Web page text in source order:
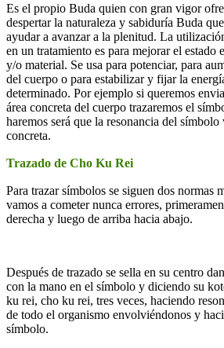
Es el propio Buda quien con gran vigor
despertar la naturaleza y sabiduría Buda
ayudar a avanzar a la plenitud. La
en un tratamiento es para mejorar el estado
y/o material. Se usa para potenciar, para
del cuerpo o para estabilizar y fijar la
determinado. Por ejemplo si queremos
área concreta del cuerpo trazaremos el
haremos será que la resonancia del símbolo
concreta.
Trazado de Cho Ku Rei
Para trazar símbolos se siguen dos normas
vamos a cometer nunca errores,
derecha y luego de arriba hacia abajo.
Después de trazado se sella en su centro
con la mano en el símbolo y diciendo su
ku rei, cho ku rei, tres veces, haciendo
de todo el organismo envolviéndonos y
símbolo.